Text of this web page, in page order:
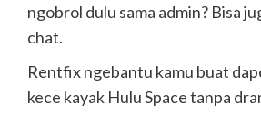
ngobrol dulu sama admin? Bisa
chat.
Rentfix ngebantu kamu buat
kece kayak Hulu Space tanpa